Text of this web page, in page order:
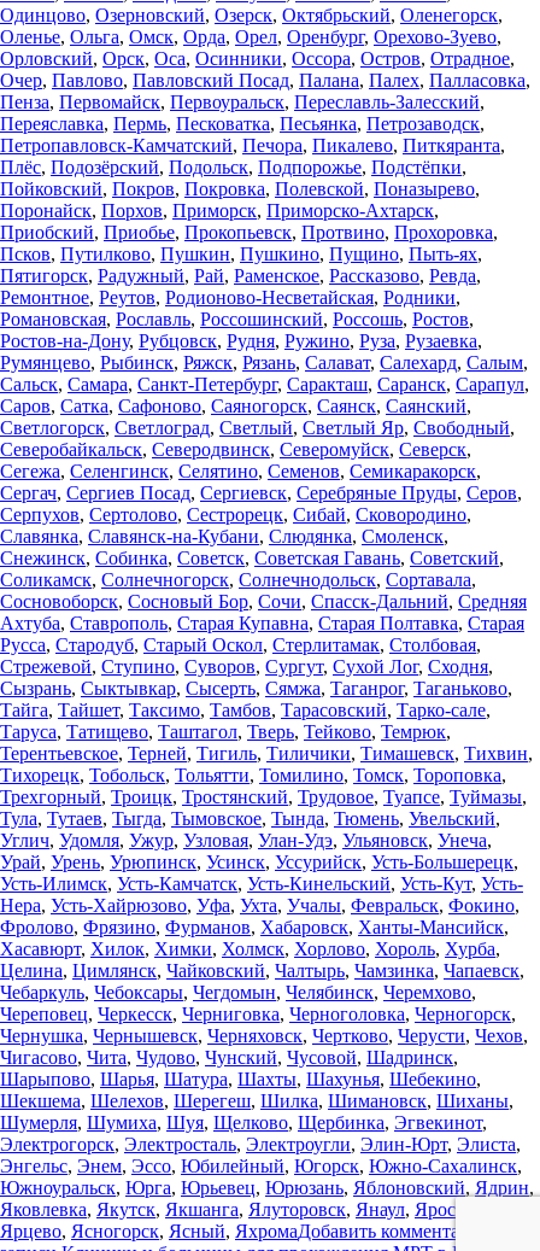
Одинцово, Озерновский, Озерск, Октябрьский, Оленегорск,
Оленье, Ольга, Омск, Орда, Орел, Оренбург, Орехово-Зуево,
Орловский, Орск, Оса, Осинники, Оссора, Остров, Отрадное,
Очер, Павлово, Павловский Посад, Палана, Палех, Палласовка,
Пенза, Первомайск, Первоуральск, Переславль-Залесский,
Переяславка, Пермь, Песковатка, Песьянка, Петрозаводск,
Петропавловск-Камчатский, Печора, Пикалево, Питкяранта,
Плёс, Подозёрский, Подольск, Подпорожье, Подстёпки,
Пойковский, Покров, Покровка, Полевской, Поназырево,
Поронайск, Порхов, Приморск, Приморско-Ахтарск,
Приобский, Приобье, Прокопьевск, Протвино, Прохоровка,
Псков, Путилково, Пушкин, Пушкино, Пущино, Пыть-ях,
Пятигорск, Радужный, Рай, Раменское, Рассказово, Ревда,
Ремонтное, Реутов, Родионово-Несветайская, Родники,
Романовская, Рославль, Россошинский, Россошь, Ростов,
Ростов-на-Дону, Рубцовск, Рудня, Ружино, Руза, Рузаевка,
Румянцево, Рыбинск, Ряжск, Рязань, Салават, Салехард, Салым,
Сальск, Самара, Санкт-Петербург, Саракташ, Саранск, Сарапул,
Саров, Сатка, Сафоново, Саяногорск, Саянск, Саянский,
Светлогорск, Светлоград, Светлый, Светлый Яр, Свободный,
Северобайкальск, Северодвинск, Северомуйск, Северск,
Сегежа, Селенгинск, Селятино, Семенов, Семикаракорск,
Сергач, Сергиев Посад, Сергиевск, Серебряные Пруды, Серов,
Серпухов, Сертолово, Сестрорецк, Сибай, Сковородино,
Славянка, Славянск-на-Кубани, Слюдянка, Смоленск,
Снежинск, Собинка, Советск, Советская Гавань, Советский,
Соликамск, Солнечногорск, Солнечнодольск, Сортавала,
Сосновоборск, Сосновый Бор, Сочи, Спасск-Дальний, Средняя
Ахтуба, Ставрополь, Старая Купавна, Старая Полтавка, Старая
Русса, Стародуб, Старый Оскол, Стерлитамак, Столбовая,
Стрежевой, Ступино, Суворов, Сургут, Сухой Лог, Сходня,
Сызрань, Сыктывкар, Сысерть, Сямжа, Таганрог, Таганьково,
Тайга, Тайшет, Таксимо, Тамбов, Тарасовский, Тарко-сале,
Таруса, Татищево, Таштагол, Тверь, Тейково, Темрюк,
Терентьевское, Терней, Тигиль, Тиличики, Тимашевск, Тихвин,
Тихорецк, Тобольск, Тольятти, Томилино, Томск, Тороповка,
Трехгорный, Троицк, Тростянский, Трудовое, Туапсе, Туймазы,
Тула, Тутаев, Тыгда, Тымовское, Тында, Тюмень, Увельский,
Углич, Удомля, Ужур, Узловая, Улан-Удэ, Ульяновск, Унеча,
Урай, Урень, Урюпинск, Усинск, Уссурийск, Усть-Большерецк,
Усть-Илимск, Усть-Камчатск, Усть-Кинельский, Усть-Кут, Усть-
Нера, Усть-Хайрюзово, Уфа, Ухта, Учалы, Февральск, Фокино,
Фролово, Фрязино, Фурманов, Хабаровск, Ханты-Мансийск,
Хасавюрт, Хилок, Химки, Холмск, Хорлово, Хороль, Хурба,
Целина, Цимлянск, Чайковский, Чалтырь, Чамзинка, Чапаевск,
Чебаркуль, Чебоксары, Чегдомын, Челябинск, Черемхово,
Череповец, Черкесск, Черниговка, Черноголовка, Черногорск,
Чернушка, Чернышевск, Черняховск, Чертково, Черусти, Чехов,
Чигасово, Чита, Чудово, Чунский, Чусовой, Шадринск,
Шарыпово, Шарья, Шатура, Шахты, Шахунья, Шебекино,
Шекшема, Шелехов, Шерегеш, Шилка, Шимановск, Шиханы,
Шумерля, Шумиха, Шуя, Щелково, Щербинка, Эгвекинот,
Электрогорск, Электросталь, Электроугли, Элин-Юрт, Элиста,
Энгельс, Энем, Эссо, Юбилейный, Югорск, Южно-Сахалинск,
Южноуральск, Юрга, Юрьевец, Юрюзань, Яблоновский, Ядрин,
Яковлевка, Якутск, Якшанга, Ялуторовск, Янаул, Ярославль
Ярцево, Ясногорск, Ясный, ЯхромаДобавить комментарий